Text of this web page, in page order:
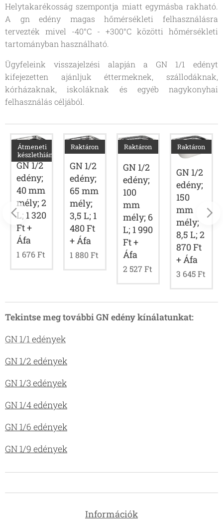
Helytakarékosság szempontja miatt egymásba rakható.
A gn edény magas hőmérsékleti felhasználásra
tervezték mivel -40°C - +300°C közötti hőmérsékleti
tartományban használható.
Ügyfeleink visszajelzési alapján a GN 1/1 edényt
kifejezetten ajánljuk éttermeknek, szállodáknak,
kórházaknak, iskoláknak és egyéb nagykonyhai
felhasználás céljából.
GN 1/2
edény;
40 mm
mély; 2
L; 1 320
Ft +
Áfa
Átmeneti
készlethiány
1 676Ft
GN 1/2
edény;
65 mm
mély;
3,5 L; 1
480 Ft
+ Áfa
Raktáron
1 880Ft
GN 1/2
edény;
100
mm
mély; 6
L; 1 990
Ft +
Áfa
Raktáron
2 527Ft
GN 1/2
edény;
150
mm
mély;
8,5 L; 2
870 Ft
+ Áfa
Raktáron
3 645Ft
Tekintse meg további GN edény kínálatunkat:
GN 1/1 edények
GN 1/2 edények
GN 1/3 edények
GN 1/4 edények
GN 1/6 edények
GN 1/9 edények
Információk